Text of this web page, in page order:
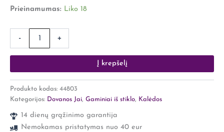
Prieinamumas: Liko 18
- +
Į krepšelį
Produkto kodas: 44803
Kategorijos: Dovanos Jai Gaminiai iš stiklo Kalėdos
14 dienų grąžinimo garantija
Nemokamas pristatymas nuo 40 eur